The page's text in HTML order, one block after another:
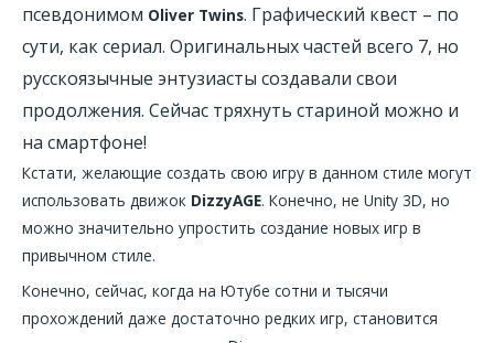
псевдонимом Oliver Twins. Графический квест – по
сути, как сериал. Оригинальных частей всего 7, но
русскоязычные энтузиасты создавали свои
продолжения. Сейчас тряхнуть стариной можно и
на смартфоне!
Кстати, желающие создать свою игру в данном стиле могут
использовать движок DizzyAGE. Конечно, не Unity 3D, но
можно значительно упростить создание новых игр в
привычном стиле.
Конечно, сейчас, когда на Ютубе сотни и тысячи
прохождений даже достаточно редких игр, становится